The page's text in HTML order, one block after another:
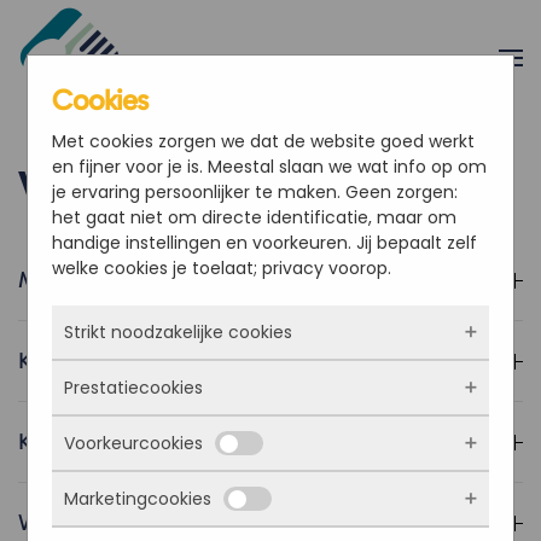
Veelgestelde vragen
Moet ik dit verkopen aan mijn klanten?
Kan een klant betalen via Mollie?
Krijg ik begeleiding bij het opstarten?
Waar kan ik terecht met vragen?
Cookies
Met cookies zorgen we dat de website goed werkt
en fijner voor je is. Meestal slaan we wat info op om
je ervaring persoonlijker te maken. Geen zorgen:
het gaat niet om directe identificatie, maar om
handige instellingen en voorkeuren. Jij bepaalt zelf
welke cookies je toelaat; privacy voorop.
Strikt noodzakelijke cookies
Deze cookies zorgen ervoor dat de website
überhaupt werkt. Ze zijn dus altijd actief en
kunnen niet worden uitgezet. Meestal worden
ze alleen geplaatst als jij iets doet, zoals
inloggen, een formulier invullen of je
privacyvoorkeuren opslaan. Je kunt je browser
Prestatiecookies
Met deze cookies zien we hoe vaak onze site
bezocht wordt, waar bezoekers vandaan
komen en welke pagina’s populair zijn. Zo
kunnen we de website blijven verbeteren.
Voorkeurcookies
Deze cookies onthouden jouw voorkeuren.
Bijvoorbeeld taalkeuze of ingevulde gegevens.
Marketingcookies